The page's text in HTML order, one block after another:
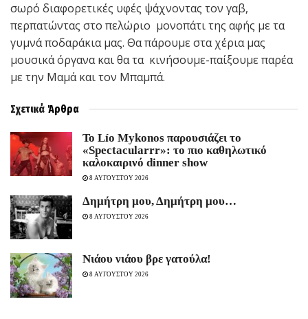
σωρό διαφορετικές υφές ψάχνοντας τον γαβ,
περπατώντας στο πελώριο μονοπάτι της αφής με τα
γυμνά ποδαράκια μας. Θα πάρουμε στα χέρια μας
μουσικά όργανα και θα τα κινήσουμε-παίξουμε παρέα
με την Μαμά και τον Μπαμπά.
Σχετικά Άρθρα
Το Lío Mykonos παρουσιάζει το
«Spectacularrr»: το πιο καθηλωτικό
καλοκαιρινό dinner show
8 ΑΥΓΟΥΣΤΟΥ 2026
Δημήτρη μου, Δημήτρη μου…
8 ΑΥΓΟΥΣΤΟΥ 2026
Νιάου νιάου βρε γατούλα!
8 ΑΥΓΟΥΣΤΟΥ 2026